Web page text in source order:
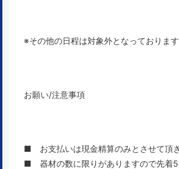
※その他の日程は対象外となっております
お願い/注意事項
■ お支払いは現金精算のみとさせて頂き
■ 器材の数に限りがありますので先着5